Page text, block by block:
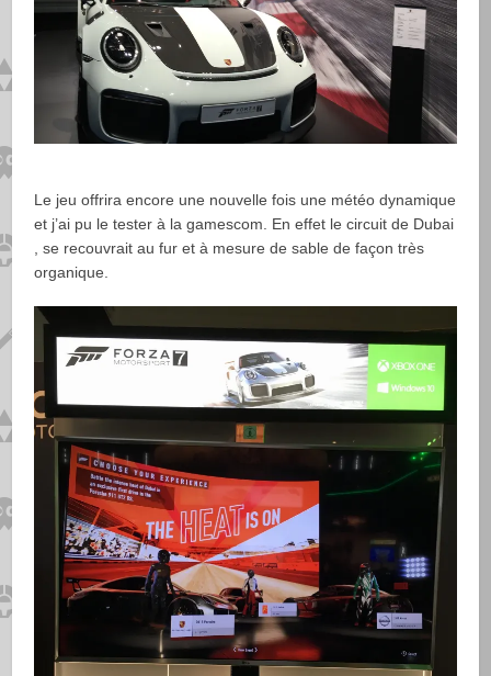
Le jeu offrira encore une nouvelle fois une météo dynamique
et j’ai pu le tester à la gamescom. En effet le circuit de Dubai
, se recouvrait au fur et à mesure de sable de façon très
organique.